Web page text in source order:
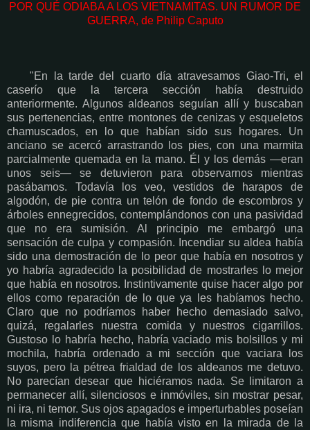
POR QUÉ ODIABA A LOS VIETNAMITAS. UN RUMOR DE
GUERRA, de Philip Caputo
"En la tarde del cuarto día atravesamos Giao-Tri, el
caserío que la tercera sección había destruido
anteriormente. Algunos aldeanos seguían allí y buscaban
sus pertenencias, entre montones de cenizas y esqueletos
chamuscados, en lo que habían sido sus hogares. Un
anciano se acercó arrastrando los pies, con una marmita
parcialmente quemada en la mano. Él y los demás —eran
unos seis— se detuvieron para observarnos mientras
pasábamos. Todavía los veo, vestidos de harapos de
algodón, de pie contra un telón de fondo de escombros y
árboles ennegrecidos, contemplándonos con una pasividad
que no era sumisión. Al principio me embargó una
sensación de culpa y compasión. Incendiar su aldea había
sido una demostración de lo peor que había en nosotros y
yo habría agradecido la posibilidad de mostrarles lo mejor
que había en nosotros. Instintivamente quise hacer algo por
ellos como reparación de lo que ya les habíamos hecho.
Claro que no podríamos haber hecho demasiado salvo,
quizá, regalarles nuestra comida y nuestros cigarrillos.
Gustoso lo habría hecho, habría vaciado mis bolsillos y mi
mochila, habría ordenado a mi sección que vaciara los
suyos, pero la pétrea frialdad de los aldeanos me detuvo.
No parecían desear que hiciéramos nada. Se limitaron a
permanecer allí, silenciosos e inmóviles, sin mostrar pesar,
ni ira, ni temor. Sus ojos apagados e imperturbables poseían
la misma indiferencia que había visto en la mirada de la